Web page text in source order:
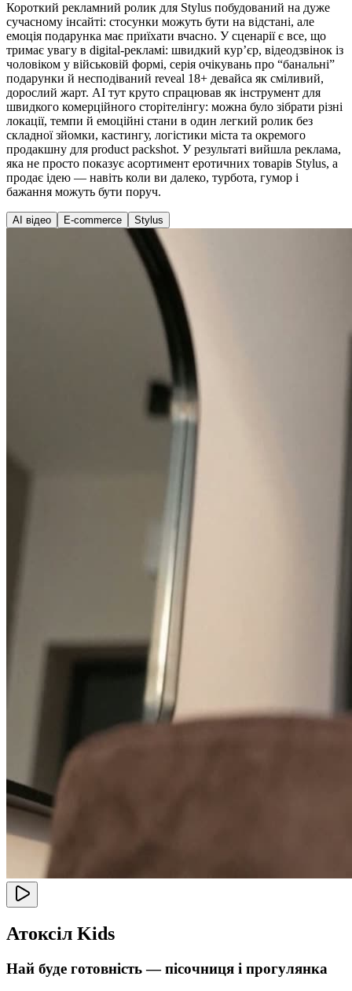
Короткий рекламний ролик для Stylus побудований на дуже
сучасному інсайті: стосунки можуть бути на відстані, але
емоція подарунка має приїхати вчасно. У сценарії є все, що
тримає увагу в digital-рекламі: швидкий курʼєр, відеодзвінок із
чоловіком у військовій формі, серія очікувань про “банальні”
подарунки й несподіваний reveal 18+ девайса як сміливий,
дорослий жарт. AI тут круто спрацював як інструмент для
швидкого комерційного сторітелінгу: можна було зібрати різні
локації, темпи й емоційні стани в один легкий ролик без
складної зйомки, кастингу, логістики міста та окремого
продакшну для product packshot. У результаті вийшла реклама,
яка не просто показує асортимент еротичних товарів Stylus, а
продає ідею — навіть коли ви далеко, турбота, гумор і
бажання можуть бути поруч.
AI відео E-commerce Stylus
Атоксіл Kids
Най буде готовність — пісочниця і прогулянка